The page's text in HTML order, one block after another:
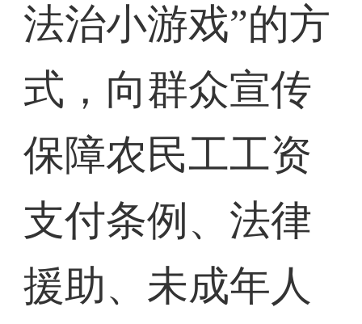
法治小游戏”的方
式，向群众宣传
保障农民工工资
支付条例、法律
援助、未成年人